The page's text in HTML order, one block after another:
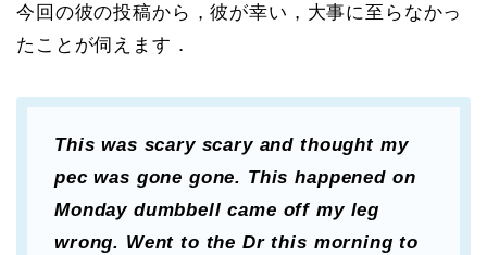
今回の彼の投稿から，彼が幸い，大事に至らなかっ
たことが伺えます．
This was scary scary and thought my
pec was gone gone. This happened on
Monday dumbbell came off my leg
wrong. Went to the Dr this morning to